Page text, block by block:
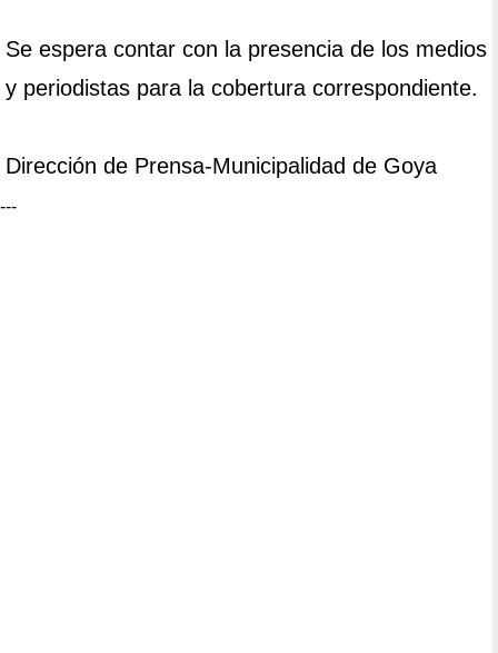
Se espera contar con la presencia de los medios
y periodistas para la cobertura correspondiente.
Dirección de Prensa-Municipalidad de Goya
---